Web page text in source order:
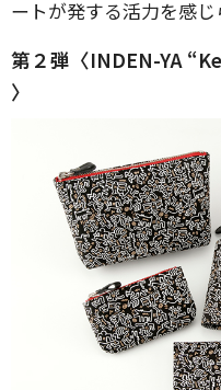
ートが発する活力を感
第２弾〈INDEN-YA
〉